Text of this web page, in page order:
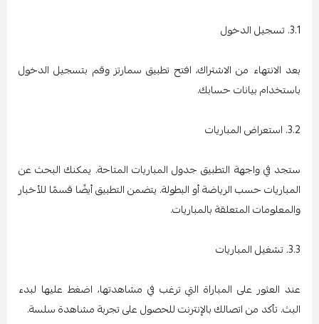
3.1. تسجيل الدخول
بعد الانتهاء من الاشتراك، افتح تطبيق سمارتز وقم بتسجيل الدخول
باستخدام بيانات حسابك.
3.2. استعراض المباريات
ستجد في واجهة التطبيق جدول المباريات المتاحة. يمكنك البحث عن
المباريات حسب الرياضة أو البطولة. يتضمن التطبيق أيضًا قسمًا للأخبار
والمعلومات المتعلقة بالمباريات.
3.3. تشغيل المباريات
عند العثور على المباراة التي ترغب في مشاهدتها، اضغط عليها لبدء
البث. تأكد من اتصالك بالإنترنت للحصول على تجربة مشاهدة سلسة.